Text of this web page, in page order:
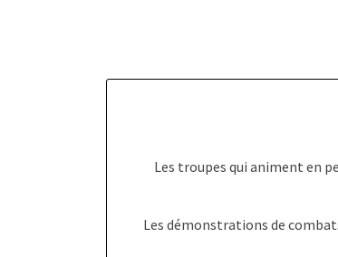
Les troupes qui animent en
Les démonstrations de